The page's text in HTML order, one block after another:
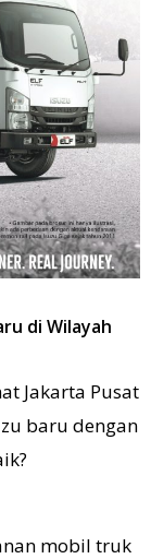
di Wilayah
Jakarta Pusat
baru dengan
mobil truk